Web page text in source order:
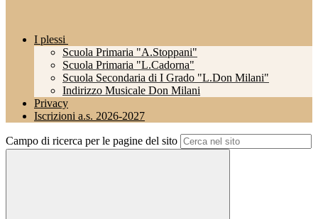
I plessi
Scuola Primaria "A.Stoppani"
Scuola Primaria "L.Cadorna"
Scuola Secondaria di I Grado "L.Don Milani"
Indirizzo Musicale Don Milani
Privacy
Iscrizioni a.s. 2026-2027
Campo di ricerca per le pagine del sito